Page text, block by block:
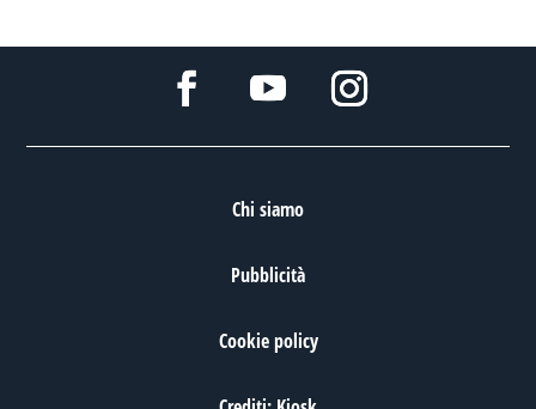
Chi siamo
Pubblicità
Cookie policy